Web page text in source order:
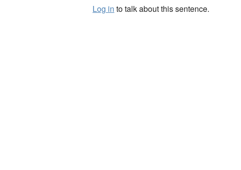
Log in to talk about this sentence.